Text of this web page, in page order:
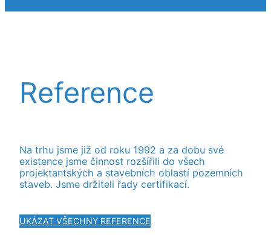
Reference
Na trhu jsme již od roku 1992 a za dobu své
existence jsme činnost rozšířili do všech
projektantských a stavebních oblastí pozemních
staveb. Jsme držiteli řady certifikací.
UKÁZAT VŠECHNY REFERENCE